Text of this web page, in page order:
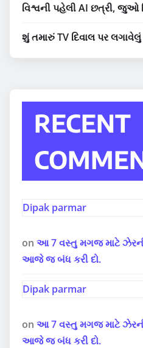
વિશ્વની પહેલી AI છત્રી, જુઓ
શું તમારું TV દિવાલ પર
RECENT
Dipak parmar
on આ 7 વસ્તુ મગજ માટે
આજે જ બંધ કરી દો.
Dipak parmar
on આ 7 વસ્તુ મગજ માટે
આજે જ બંધ કરી દો.